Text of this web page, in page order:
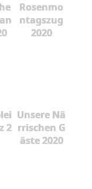
Rosenmo
ntagszug
2020
2
Unsere Nä
rrischen G
äste 2020